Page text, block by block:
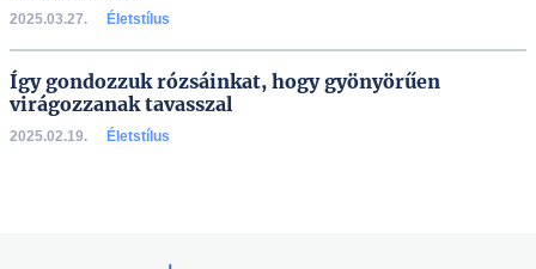
2025.03.27. Életstílus
Így gondozzuk rózsáinkat, hogy gyönyörűen
virágozzanak tavasszal
2025.02.19. Életstílus